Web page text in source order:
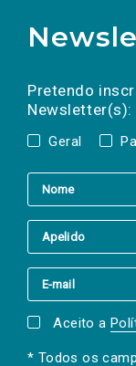
Pretendo
Newsletter(s):
Geral
a(s)
mail
Aceito a
* Todos os